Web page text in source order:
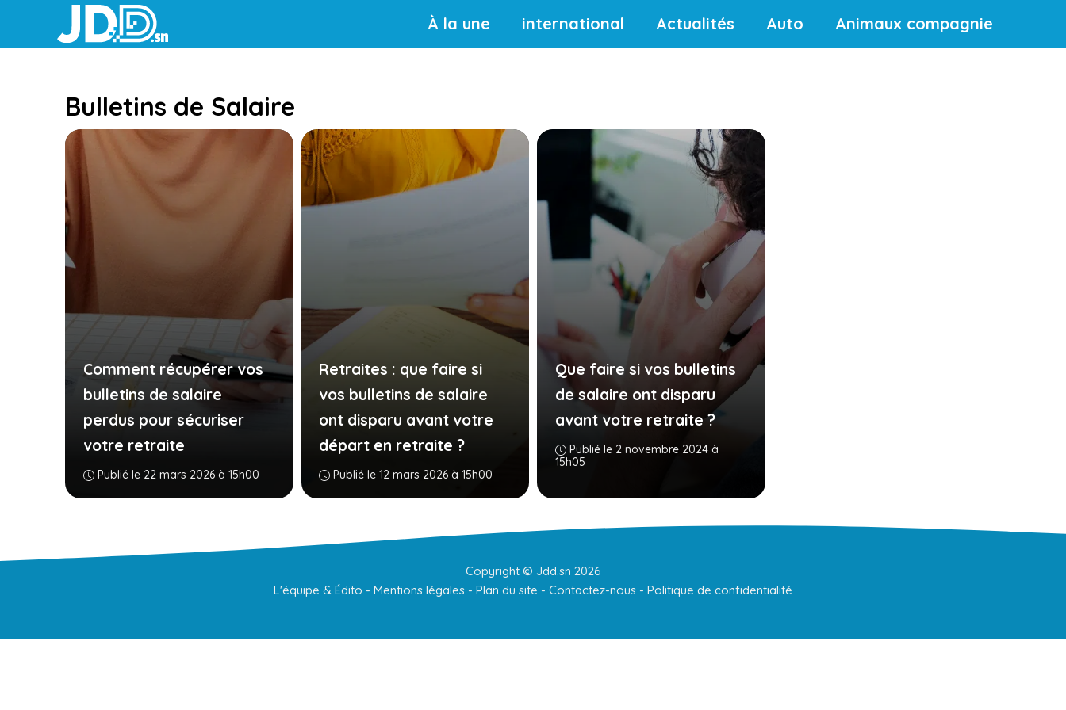
À la une international Actualités Auto Animaux compagnie
Bulletins de Salaire
Comment récupérer vos
bulletins de salaire
perdus pour sécuriser
votre retraite
Publié le 22 mars 2026 à 15h00
Retraites : que faire si
vos bulletins de salaire
ont disparu avant votre
départ en retraite ?
Publié le 12 mars 2026 à 15h00
Que faire si vos bulletins
de salaire ont disparu
avant votre retraite ?
Publié le 2 novembre 2024 à
15h05
Copyright © Jdd.sn 2026
L'équipe & Édito - Mentions légales - Plan du site - Contactez-nous - Politique de confidentialité